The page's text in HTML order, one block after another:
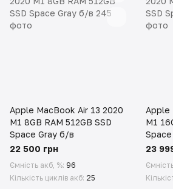
Apple MacBook Air 13 2020
M1 8GB RAM 512GB SSD
Space Gray б/в
22 500 грн
Ємність акб, % 96
Кількість циклів акб 25
Apple
M1
23